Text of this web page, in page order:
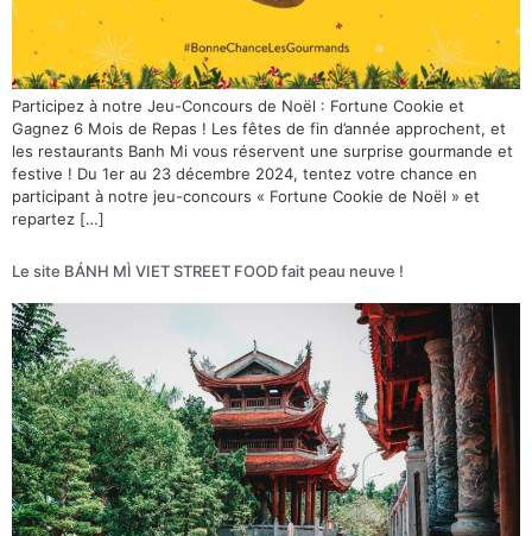
Participez à notre Jeu-Concours de Noël : Fortune Cookie et
Gagnez 6 Mois de Repas ! Les fêtes de fin d’année approchent, et
les restaurants Banh Mi vous réservent une surprise gourmande et
festive ! Du 1er au 23 décembre 2024, tentez votre chance en
participant à notre jeu-concours « Fortune Cookie de Noël » et
repartez […]
Le site BÁNH MÌ VIET STREET FOOD fait peau neuve !